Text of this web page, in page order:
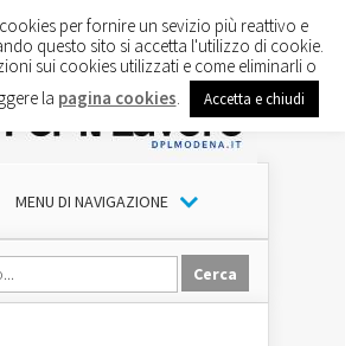
MENU DI NAVIGAZIONE
per fornire un sevizio più reattivo e
questo sito si accetta l'utilizzo di cookie.
sui cookies utilizzati e come eliminarli o
la pagina cookies Accetta e chiudi